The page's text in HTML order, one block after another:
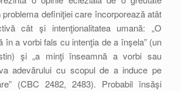
definiţiei care încorporează atât
cât şi intenţionalitatea umană: „O
în a vorbi fals cu intenţia de a înşela” (un
şi „a minţi înseamnă a vorbi sau
adevărului cu scopul de a induce pe
(CBC 2482, 2483). Probabil însăşi